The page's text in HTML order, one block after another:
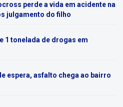
perde a vida em acidente na
julgamento do filho
1 tonelada de drogas em
espera, asfalto chega ao bairro